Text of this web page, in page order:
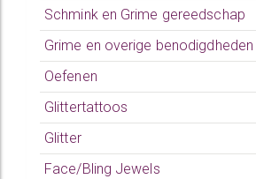
Schmink en Grime gereedschap
Grime en overige benodigdheden
Oefenen
Glittertattoos
Glitter
Face/Bling Jewels